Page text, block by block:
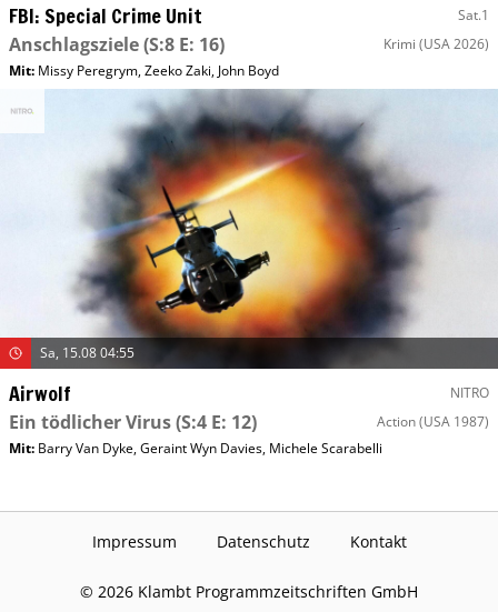
FBI: Special Crime Unit Sat.1
Anschlagsziele(S:8 E: 16) Krimi (USA 2026)
Mit: Missy Peregrym,Zeeko Zaki, John Boyd
Sa, 15.08 04:55
Airwolf NITRO
Ein tödlicher Virus(S:4 E: 12) Action(USA 1987)
Mit: Barry Van Dyke,Geraint Wyn Davies, Michele Scarabelli
Impressum Datenschutz Kontakt
© 2026 Klambt Programmzeitschriften GmbH